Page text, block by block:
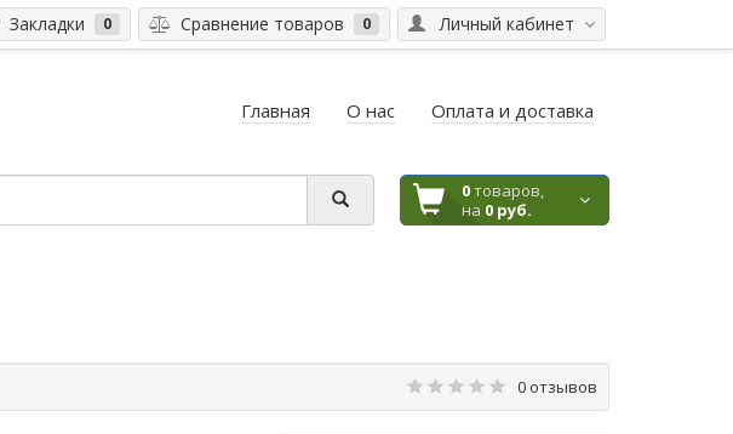
Личный кабинет
Закладки 0 Сравнение товаров 0
Главная О нас Оплата и доставка
0товаров,
на 0 руб.
0 отзывов